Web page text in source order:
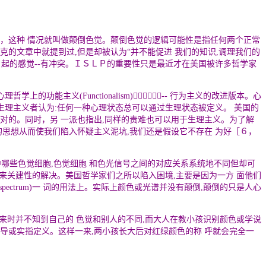
这种 情况就叫做颠倒色觉。颠倒色觉的逻辑可能性是指任何两个正常
的文章中就提到过,但是却被认为“并不能促进 我们的知识,调理我们的
的感觉--有冲突。ＩＳＬＰ的重要性只是最近才在美国被许多哲学家
学上的功能主义(Functionalism)［６］-- 行为主义的改进版本。心
主义者认为:任何一种心理状态总可以通过生理状态被定义。 美国的
的。同时，另 一派也指出,同样的责难也可以用于生理主义。为了解
想从而使我们陷入怀疑主义泥坑,我们还是假设它不存在 为好［６，
色觉细胞,色觉细胞 和色光信号之间的对应关系系统地不同但却可
建性的解决。美国哲学家们之所以陷入困境,主要是因为一方 面他们
一 词的用法上。实际上颜色或光谱并没有颠倒,颠倒的只是人心
并不知到自己的 色觉和别人的不同,而大人在教小孩识别颜色或学说
或实指定义。这样一来,两小孩长大后对红绿颜色的称 呼就会完全一